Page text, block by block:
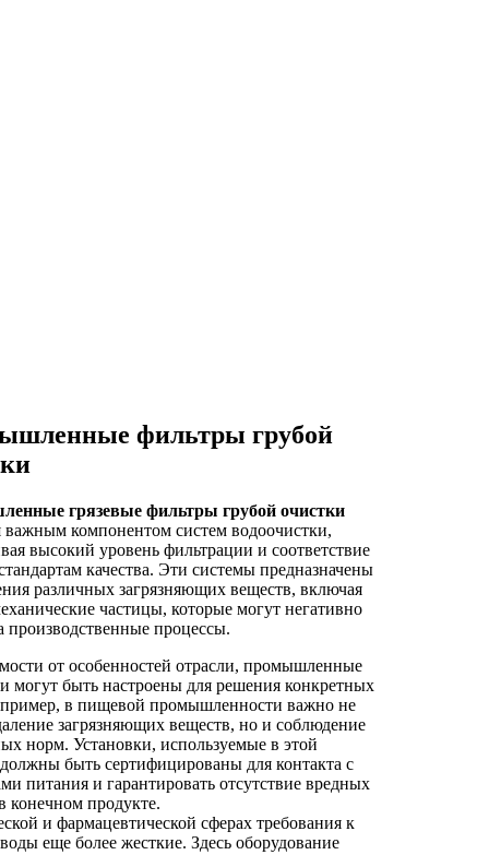
фильтры грубой
грязевые фильтры грубой очистки
важным компонентом систем водоочистки,
высокий уровень фильтрации и соответствие
качества. Эти системы предназначены
различных загрязняющих веществ, включая
частицы, которые могут негативно
производственные процессы.
от особенностей отрасли, промышленные
могут быть настроены для решения конкретных
в пищевой промышленности важно не
загрязняющих веществ, но и соблюдение
норм. Установки, используемые в этой
быть сертифицированы для контакта с
питания и гарантировать отсутствие вредных
конечном продукте.
и фармацевтической сферах требования к
воды еще более жесткие. Здесь оборудование